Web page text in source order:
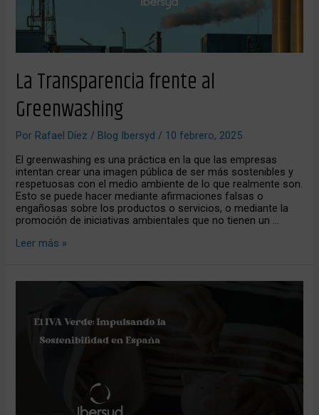
La Transparencia frente al
Greenwashing
Por Rafael Díez/ Blog Ibersyd / 10 febrero, 2025
El greenwashing es una práctica en la que las empresas
intentan crear una imagen pública de ser más sostenibles y
respetuosas con el medio ambiente de lo que realmente son.
Esto se puede hacer mediante afirmaciones falsas o
engañosas sobre los productos o servicios, o mediante la
promoción de iniciativas ambientales que no tienen un …
Leer más »
Impulsando
Sostenibilidad